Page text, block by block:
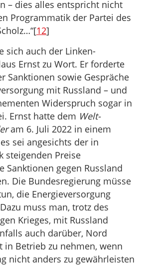
– dies alles entspricht nicht
Programmatik der Partei des
12]
sich auch der Linken-
Ernst zu Wort. Er forderte
Sanktionen sowie Gespräche
mit Russland – und
Widerspruch sogar in
Ernst hatte dem Welt-
am 6. Juli 2022 in einem
sei angesichts der in
steigenden Preise
Sanktionen gegen Russland
Die Bundesregierung müsse
die Energieversorgung
muss man, trotz des
Krieges, mit Russland
auch darüber, Nord
in Betrieb zu nehmen, wenn
nicht anders zu gewährleisten